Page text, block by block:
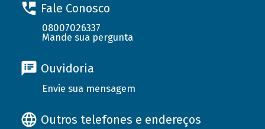
Fale Conosco
08007026337
Mande sua pergunta
Ouvidoria
Envie sua mensagem
Outros telefones e endereços